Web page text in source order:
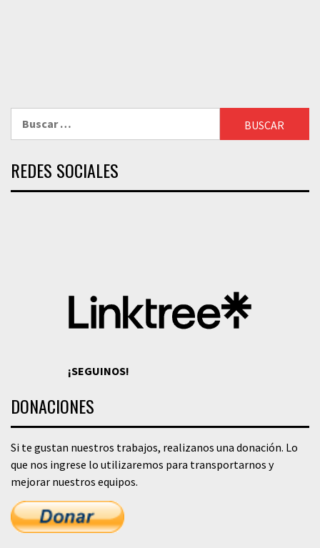
REDES SOCIALES
¡SEGUINOS!
DONACIONES
Si te gustan nuestros trabajos, realizanos una donación. Lo
que nos ingrese lo utilizaremos para transportarnos y
mejorar nuestros equipos.